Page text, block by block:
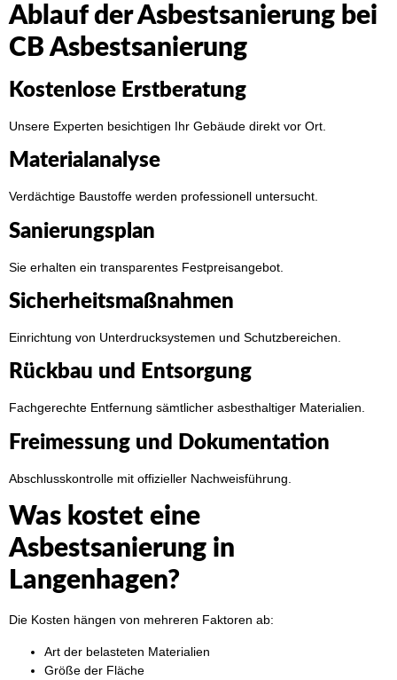
Ablauf der Asbestsanierung bei
CB Asbestsanierung
Kostenlose Erstberatung
Unsere Experten besichtigen Ihr Gebäude direkt vor Ort.
Materialanalyse
Verdächtige Baustoffe werden professionell untersucht.
Sanierungsplan
Sie erhalten ein transparentes Festpreisangebot.
Sicherheitsmaßnahmen
Einrichtung von Unterdrucksystemen und Schutzbereichen.
Rückbau und Entsorgung
Fachgerechte Entfernung sämtlicher asbesthaltiger Materialien.
Freimessung und Dokumentation
Abschlusskontrolle mit offizieller Nachweisführung.
Was kostet eine
Asbestsanierung in
Langenhagen?
Die Kosten hängen von mehreren Faktoren ab:
Art der belasteten Materialien
Größe der Fläche